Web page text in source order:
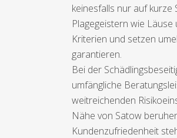
keinesfalls nur auf kurze
Plagegeistern wie
Kriterien und setzen
garantieren.
Bei der
umfängliche
weitreichenden
Nähe von Satow
Kundenzufriedenheit